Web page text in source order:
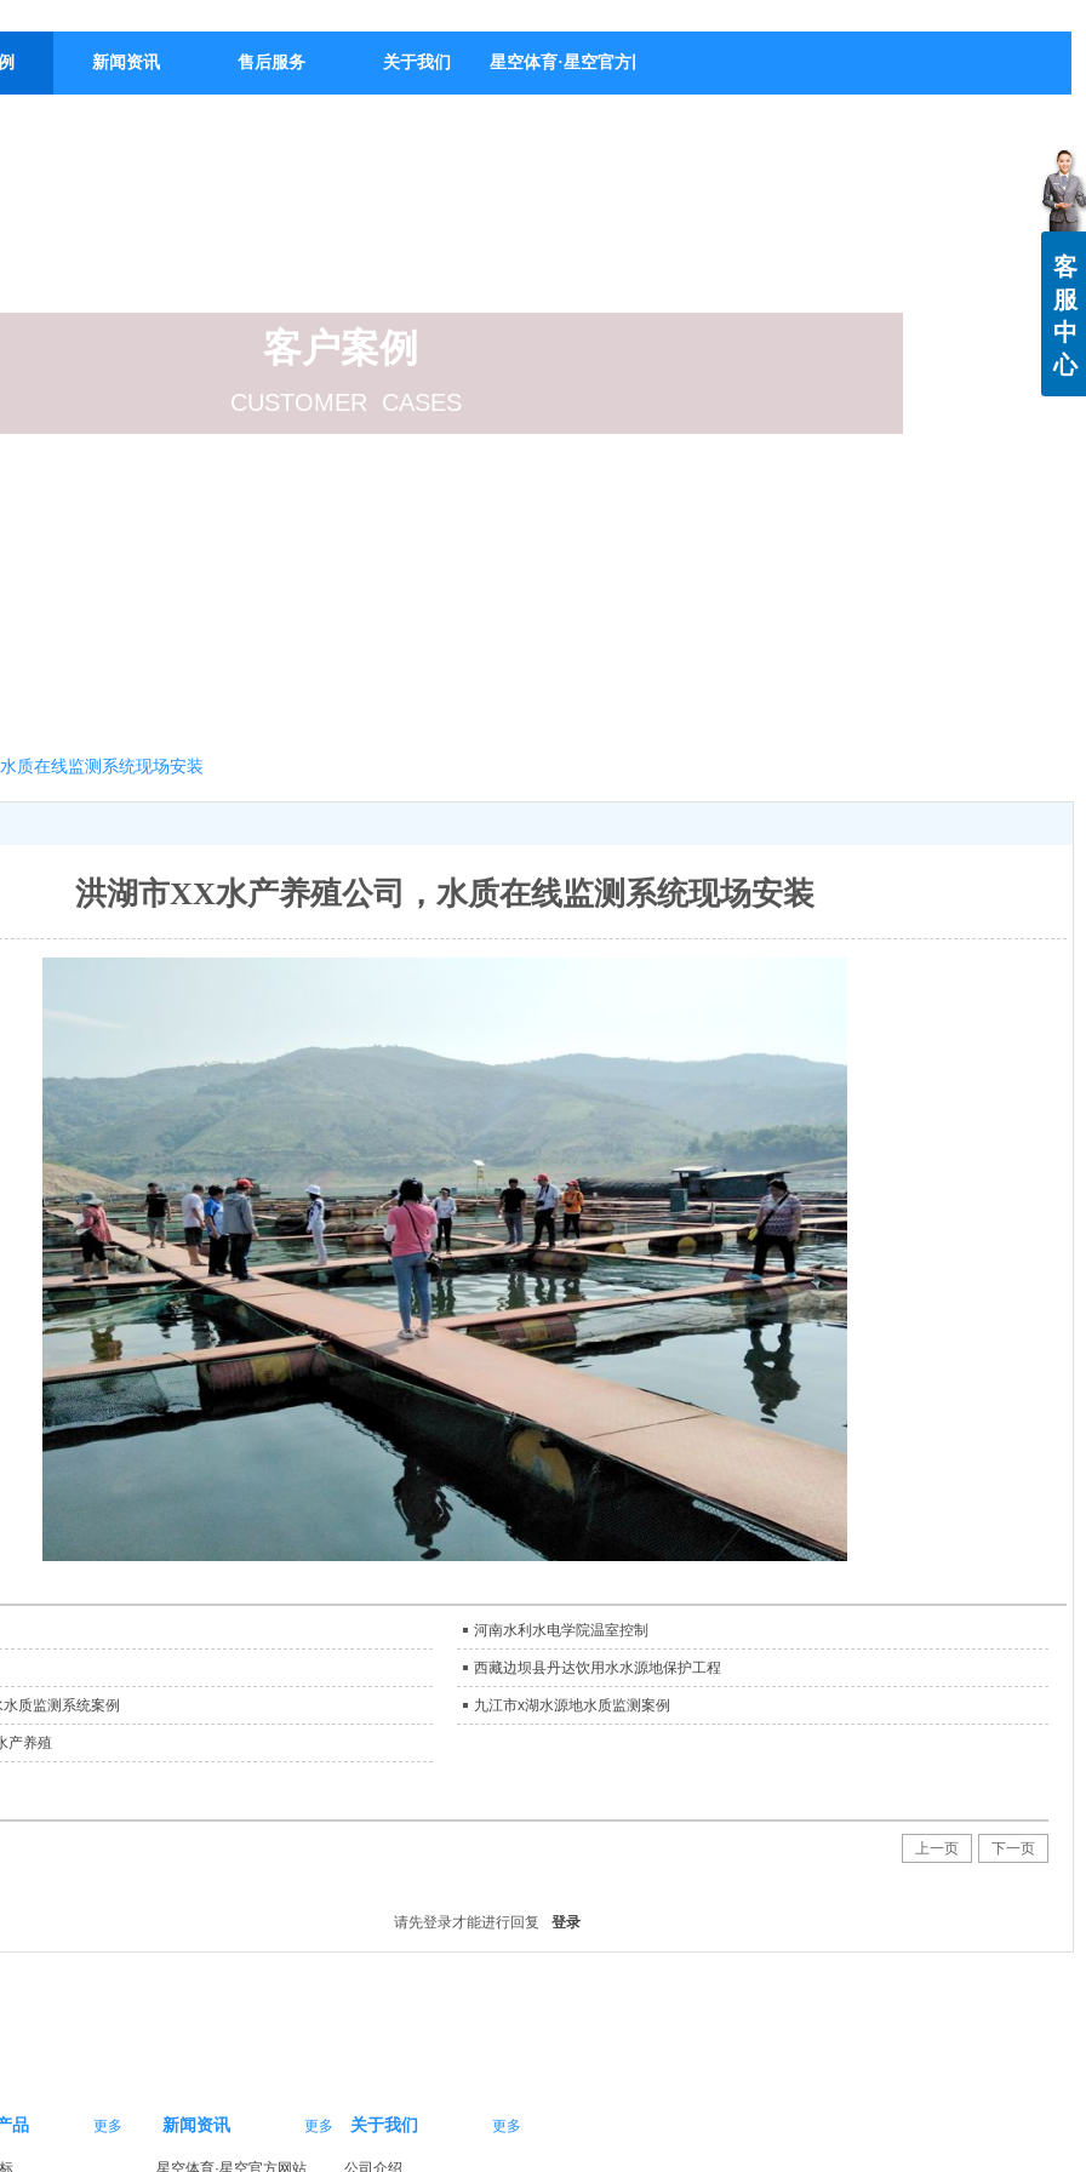
新闻资讯 售后服务 关于我们 星空体育·星空官方网站-星空体育（中国）
客户案例
CUSTOMER CASES
质在线监测系统现场安装
洪湖市XX水产养殖公司，水质在线监测系统现场安装
河南水利水电学院温室控制
西藏边坝县丹达饮用水水源地保护工程
质监测系统案例 九江市x湖水源地水质监测案例
产养殖
上一页 下一页
请先登录才能进行回复 登录
新闻资讯 更多
星空体育·星空官方网站
品 更多 关于我们 更多
公司介绍
客
服
中
心